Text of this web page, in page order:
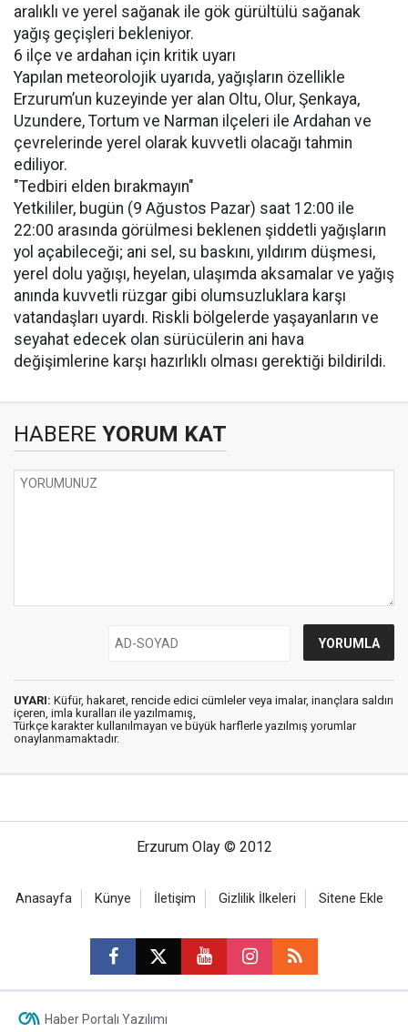
aralıklı ve yerel sağanak ile gök gürültülü sağanak
yağış geçişleri bekleniyor.
6 ilçe ve ardahan için kritik uyarı
Yapılan meteorolojik uyarıda, yağışların özellikle
Erzurum’un kuzeyinde yer alan Oltu, Olur, Şenkaya,
Uzundere, Tortum ve Narman ilçeleri ile Ardahan ve
çevrelerinde yerel olarak kuvvetli olacağı tahmin
ediliyor.
"Tedbiri elden bırakmayın"
Yetkililer, bugün (9 Ağustos Pazar) saat 12:00 ile
22:00 arasında görülmesi beklenen şiddetli yağışların
yol açabileceği; ani sel, su baskını, yıldırım düşmesi,
yerel dolu yağışı, heyelan, ulaşımda aksamalar ve yağış
anında kuvvetli rüzgar gibi olumsuzluklara karşı
vatandaşları uyardı. Riskli bölgelerde yaşayanların ve
seyahat edecek olan sürücülerin ani hava
değişimlerine karşı hazırlıklı olması gerektiği bildirildi.
HABERE YORUM KAT
UYARI: Küfür, hakaret, rencide edici cümleler veya imalar, inançlara saldırı
içeren, imla kuralları ile yazılmamış,
Türkçe karakter kullanılmayan ve büyük harflerle yazılmış yorumlar
onaylanmamaktadır.
Erzurum Olay © 2012
Anasayfa Künye İletişim Gizlilik İlkeleri Sitene Ekle
Haber Portalı Yazılımı